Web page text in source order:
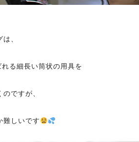
、
れる細長い筒状の用具を
ですが、
難しいです